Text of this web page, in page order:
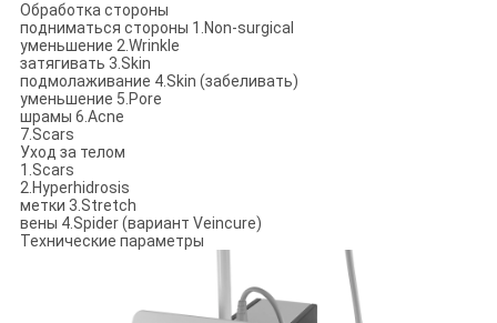
Обработка стороны
подниматься стороны 1.Non-surgical
уменьшение 2.Wrinkle
затягивать 3.Skin
подмолаживание 4.Skin (забеливать)
уменьшение 5.Pore
шрамы 6.Acne
7.Scars
Уход за телом
1.Scars
2.Hyperhidrosis
метки 3.Stretch
вены 4.Spider (вариант Veincure)
Технические параметры